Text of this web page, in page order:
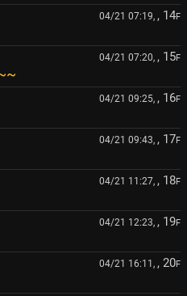
04/21 07:19, , 14F
04/21 07:20, , 15F
04/21 09:25, , 16F
04/21 09:43, , 17F
04/21 11:27, , 18F
04/21 12:23, , 19F
04/21 16:11, , 20F